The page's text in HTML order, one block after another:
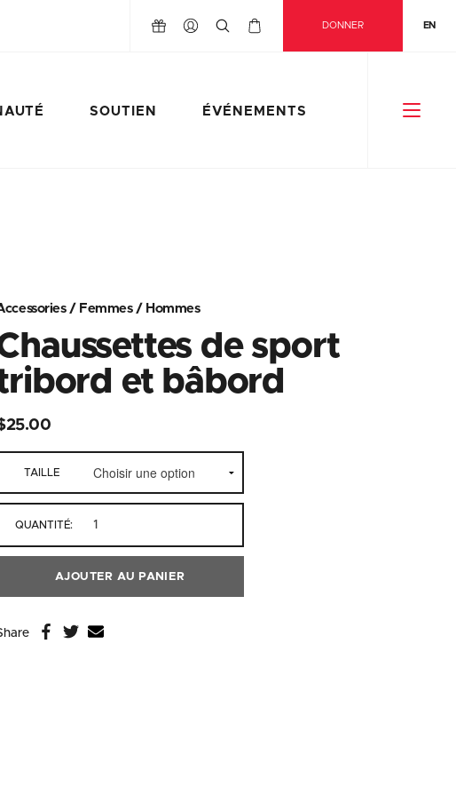
DONNER EN
SOUTIEN ÉVÉNEMENTS
/ Femmes/ Hommes
de sport
et bâbord
25.00
TAILLE
QUANTITÉ:
AJOUTER AU PANIER